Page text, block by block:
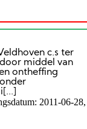
c.s ter
middel van
ontheffing
2011-06-28,